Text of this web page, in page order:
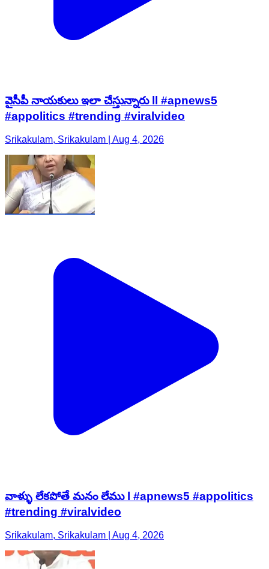
వైసీపీ నాయకులు ఇలా చేస్తున్నారు ll #apnews5
#appolitics #trending #viralvideo
Srikakulam, Srikakulam | Aug 4, 2026
వాళ్ళు లేకపోతే మనం లేము l #apnews5 #appolitics
#trending #viralvideo
Srikakulam, Srikakulam | Aug 4, 2026